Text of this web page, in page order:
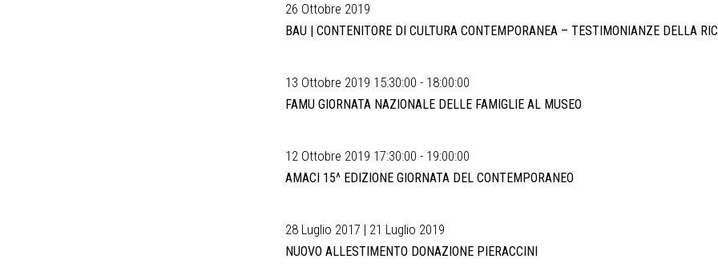
26 Ottobre 2019
BAU | CONTENITORE DI CULTURA CONTEMPORANEA – TESTIMONIANZE DELLA
13 Ottobre 2019 15:30:00 - 18:00:00
FAMU GIORNATA NAZIONALE DELLE FAMIGLIE AL MUSEO
12 Ottobre 2019 17:30:00 - 19:00:00
AMACI 15^ EDIZIONE GIORNATA DEL CONTEMPORANEO
28 Luglio 2017 | 21 Luglio 2019
NUOVO ALLESTIMENTO DONAZIONE PIERACCINI